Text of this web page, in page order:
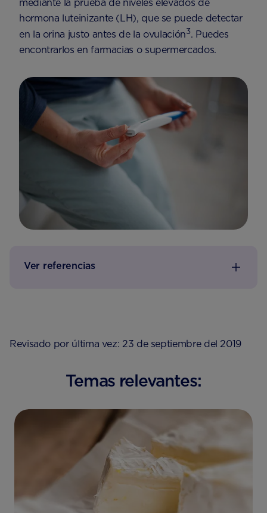
mediante la prueba de niveles elevados de
hormona luteinizante (LH), que se puede detectar
en la orina justo antes de la ovulación3. Puedes
encontrarlos en farmacias o supermercados.
Ver referencias
Revisado por última vez: 23 de septiembre del 2019
Temas relevantes: